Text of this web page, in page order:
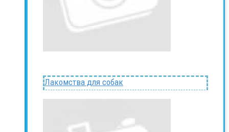
Лакомства для собак